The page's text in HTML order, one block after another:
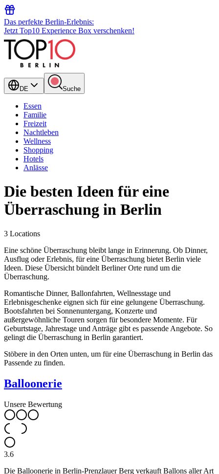
Das perfekte Berlin-Erlebnis:
Jetzt Top10 Experience Box verschenken!
DE Suche
Essen
Familie
Freizeit
Nachtleben
Wellness
Shopping
Hotels
Anlässe
Die besten Ideen für eine
Überraschung in Berlin
3 Locations
Eine schöne Überraschung bleibt lange in Erinnerung. Ob Dinner,
Ausflug oder Erlebnis, für eine Überraschung bietet Berlin viele
Ideen. Diese Übersicht bündelt Berliner Orte rund um die
Überraschung.
Romantische Dinner, Ballonfahrten, Wellnesstage und
Erlebnisgeschenke eignen sich für eine gelungene Überraschung.
Bootsfahrten bei Sonnenuntergang, Konzerte und
außergewöhnliche Touren sorgen für besondere Momente. Für
Geburtstage, Jahrestage und Anträge gibt es passende Angebote. So
gelingt die Überraschung in Berlin garantiert.
Stöbere in den Orten unten, um für eine Überraschung in Berlin das
Passende zu finden.
Balloonerie
Unsere Bewertung
3.6
Die Balloonerie in Berlin-Prenzlauer Berg verkauft Ballons aller Art